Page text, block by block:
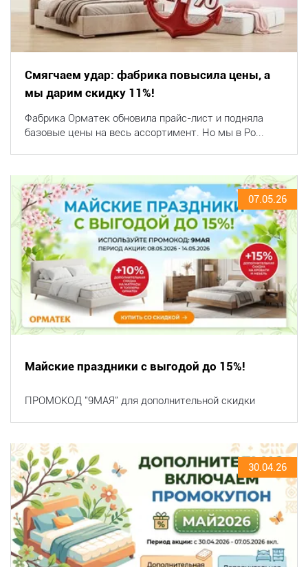
Смягчаем удар: фабрика повысила цены, а
мы дарим скидку 11%!
Фабрика Орматек обновила прайс-лист и подняла
базовые цены на весь ассортимент. Но мы в Po...
07.05.26
Майские праздники с выгодой до 15%!
ПРОМОКОД "9МАЯ" для дополнительной скидки
30.04.26